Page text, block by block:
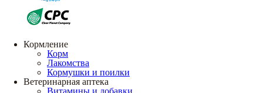
Кормление
Корм
Лакомства
Кормушки и поилки
Ветеринарная аптека
Витамины и добавки